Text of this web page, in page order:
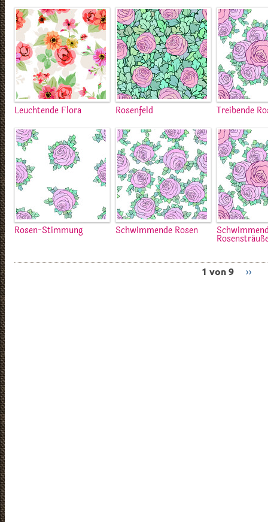
Leuchtende Flora Rosenfeld Treibende
Rosen-Stimmung Schwimmende Rosen
1 von 9 ››